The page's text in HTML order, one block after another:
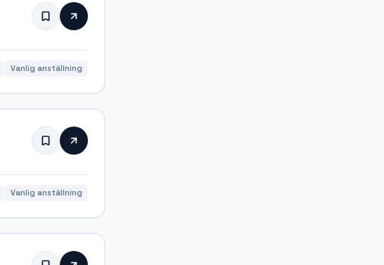
Vanlig anställning
Vanlig anställning